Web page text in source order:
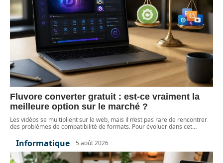
Fluvore converter gratuit : est-ce vraiment la
meilleure option sur le marché ?
Les vidéos se multiplient sur le web, mais il n’est pas rare de rencontrer
des problèmes de compatibilité de formats. Pour évoluer dans cet…
Informatique 5 août 2026